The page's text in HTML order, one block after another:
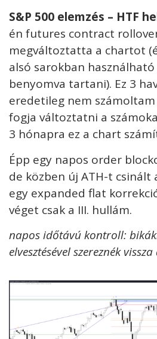
S&P 500 elemzés – HTF
én futures contract
megváltoztatta a chartot
alsó sarokban
benyomva tartani). Ez 3
eredetileg nem
fogja változtatni a
3 hónapra ez a chart
Épp egy napos order
de közben új ATH-t csinált
egy expanded flat
véget csak a III. hullám.
napos időtávú kontroll:
elvesztésével szereznék